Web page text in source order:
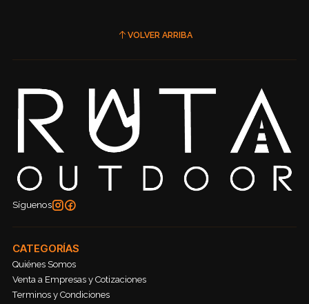
VOLVER ARRIBA
Síguenos
CATEGORÍAS
Quiénes Somos
Venta a Empresas y Cotizaciones
Terminos y Condiciones